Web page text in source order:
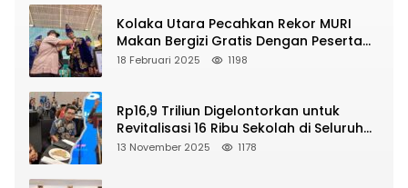
Kolaka Utara Pecahkan Rekor MURI
Makan Bergizi Gratis Dengan Peserta
Terbanyak
18 Februari 2025 1198
Rp16,9 Triliun Digelontorkan untuk
Revitalisasi 16 Ribu Sekolah di Seluruh
Indonesia
13 November 2025 1178